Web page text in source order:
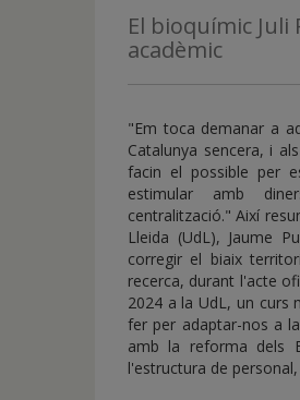
inicio
El bioquímic
acadèmic
"Em toca demanar a
Catalunya sencera, i
facin el possible per
estimular amb
centralització." Així
Lleida (UdL), Jaume
corregir el biaix
recerca, durant l'acte
2024 a la UdL, un curs
fer per adaptar-nos a
amb la reforma dels
l'estructura de